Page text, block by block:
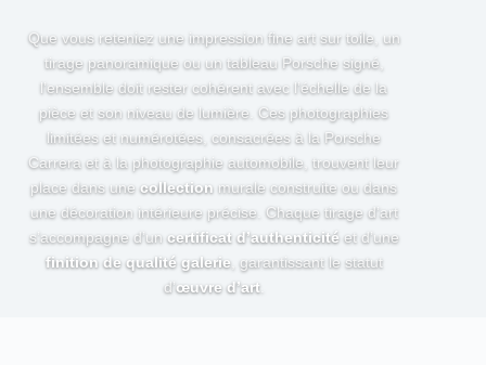
Que vous reteniez une impression fine art sur toile, un
tirage panoramique ou un tableau Porsche signé,
l’ensemble doit rester cohérent avec l’échelle de la
pièce et son niveau de lumière. Ces photographies
limitées et numérotées, consacrées à la Porsche
Carrera et à la photographie automobile, trouvent leur
place dans unecollection murale construite ou dans
une décoration intérieure précise. Chaque tirage d’art
s’accompagne d’un certificat d’authenticitéet d’une
finition de qualité galerie, garantissant le statut
d’œuvre d’art.